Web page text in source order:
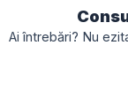
Ai întrebări? Nu